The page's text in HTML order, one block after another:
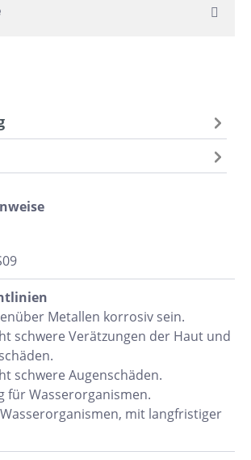
Metallen korrosiv sein.
schwere Verätzungen der Haut und
schwere Augenschäden.
für Wasserorganismen.
mit langfristiger